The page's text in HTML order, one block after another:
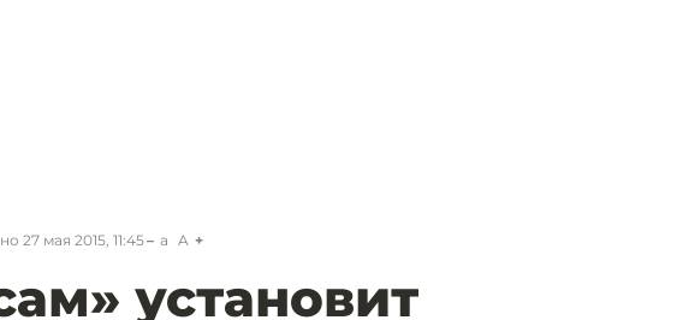
27 мая 2015, 11:45 a A
установит